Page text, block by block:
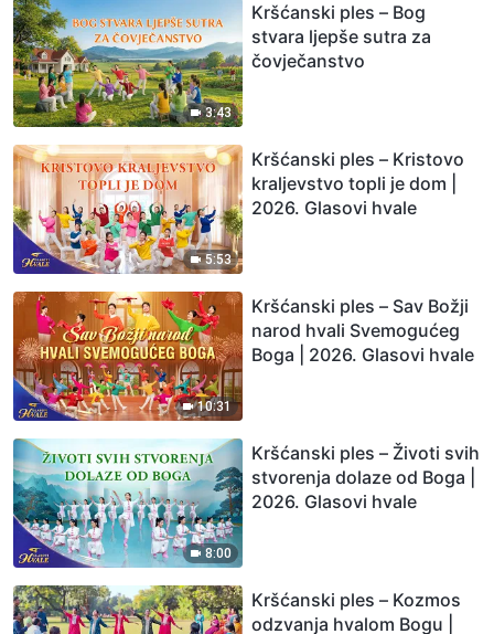
3:43
Kršćanski ples – Bog
stvara ljepše sutra za
čovječanstvo
5:53
Kršćanski ples – Kristovo
kraljevstvo topli je dom |
2026. Glasovi hvale
10:31
Kršćanski ples – Sav Božji
narod hvali Svemogućeg
Boga | 2026. Glasovi hvale
8:00
Kršćanski ples – Životi svih
stvorenja dolaze od Boga |
2026. Glasovi hvale
Kršćanski ples – Kozmos
odzvanja hvalom Bogu |